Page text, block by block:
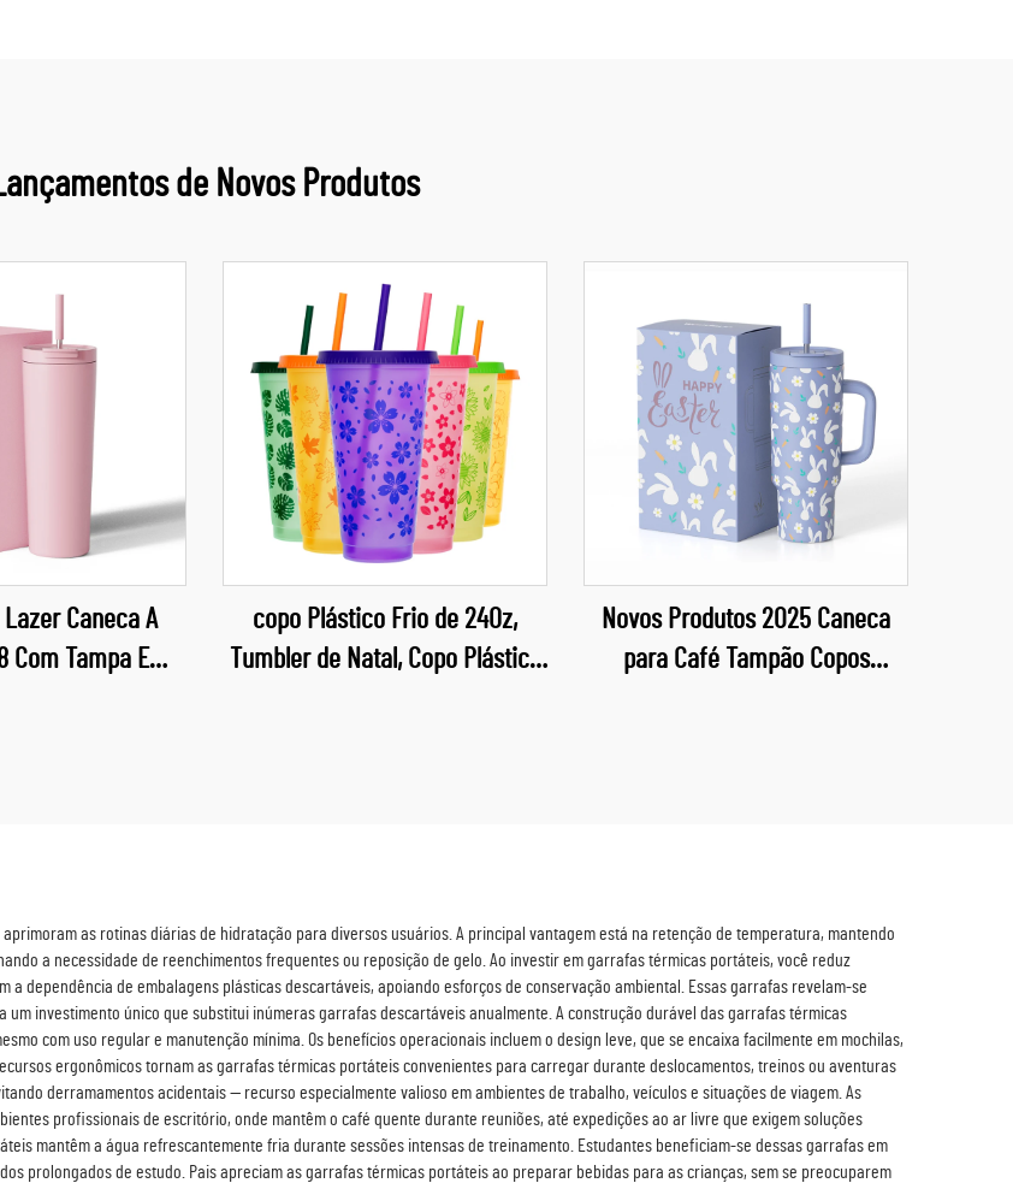
de Novos Produtos
Caneca A
Com Tampa E
copo Plástico Frio de 24Oz,
Tumbler de Natal, Copo Plástico
Novos Produtos 2025 Caneca
para Café Tampão Copos
as rotinas diárias de hidratação para diversos usuários. A principal vantagem está na retenção de temperatura, mantendo
a necessidade de reenchimentos frequentes ou reposição de gelo. Ao investir em garrafas térmicas portáteis, você reduz
dependência de embalagens plásticas descartáveis, apoiando esforços de conservação ambiental. Essas garrafas revelam-se
investimento único que substitui inúmeras garrafas descartáveis anualmente. A construção durável das garrafas térmicas
com uso regular e manutenção mínima. Os benefícios operacionais incluem o design leve, que se encaixa facilmente em mochilas,
ergonômicos tornam as garrafas térmicas portáteis convenientes para carregar durante deslocamentos, treinos ou aventuras
derramamentos acidentais — recurso especialmente valioso em ambientes de trabalho, veículos e situações de viagem. As
profissionais de escritório, onde mantêm o café quente durante reuniões, até expedições ao ar livre que exigem soluções
mantêm a água refrescantemente fria durante sessões intensas de treinamento. Estudantes beneficiam-se dessas garrafas em
prolongados de estudo. Pais apreciam as garrafas térmicas portáteis ao preparar bebidas para as crianças, sem se preocuparem